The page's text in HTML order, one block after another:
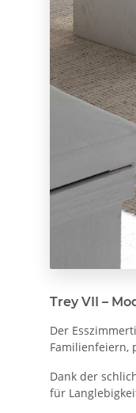
Trey VII –
Der
Familienfeiern,
Dank der
für